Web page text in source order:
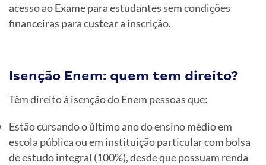
acesso ao Exame para estudantes sem condições
financeiras para custear a inscrição.
Isenção Enem: quem tem direito?
Têm direito à isenção do Enem pessoas que:
Estão cursando o último ano do ensino médio em
escola pública ou em instituição particular com bolsa
de estudo integral (100%), desde que possuam renda